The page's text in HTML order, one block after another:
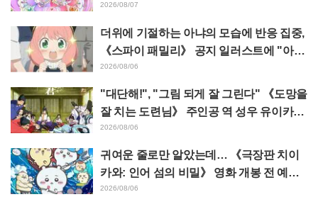
림 스테이지 관람 보고에 "W 아르카나다"
2026/08/07
더위에 기절하는 아냐의 모습에 반응 집중,
《스파이 패밀리》 공지 일러스트에 "아냐
가 녹고 있다"
2026/08/06
"대단해!", "그림 되게 잘 그린다" 《도망을
잘 치는 도련님》 주인공 역 성우 유이카와
아사키의 제13화 ED 일러스트에 찬사 속
출
2026/08/06
귀여운 줄로만 알았는데… 《극장판 치이
카와: 인어 섬의 비밀》 영화 개봉 전 예습
영상이 "생각 이상으로 가혹하다", "노동
2026/08/06